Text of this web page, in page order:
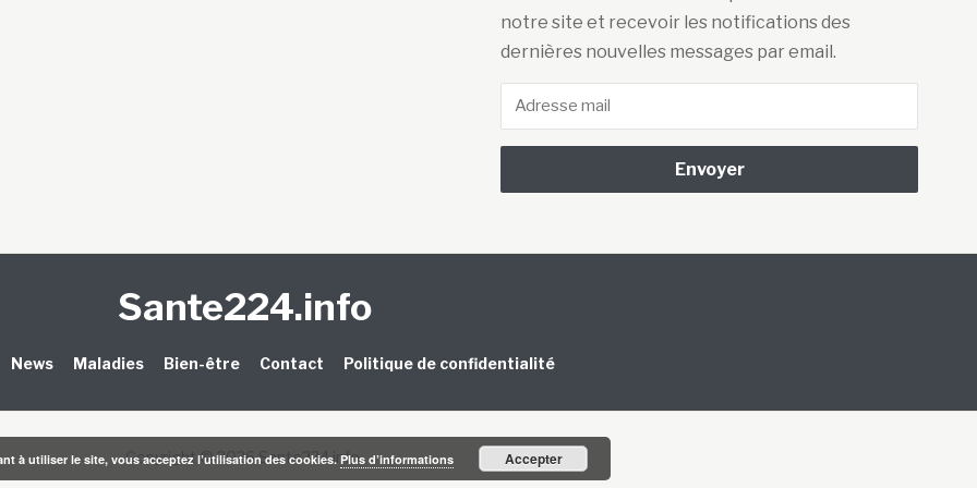
notre site et recevoir les notifications des
dernières nouvelles messages par email.
Adresse
mail
Sante224.info
News Maladies Bien-être Contact Politique de confidentialité
Copyright © 2026 Sante224.info.
à utiliser le site, vous acceptez l’utilisation des cookies. Plus d’informations Accepter